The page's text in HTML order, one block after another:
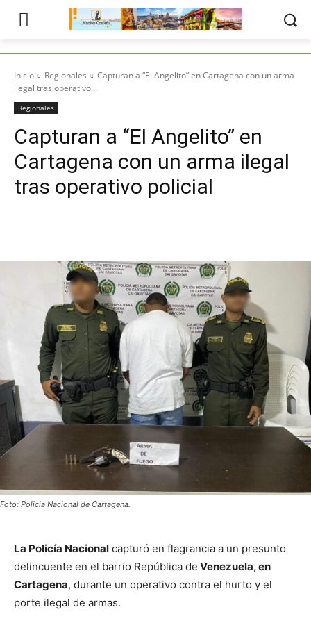
Inicio Regionales
Capturan a “El Angelito” en Cartagena con un arma
ilegal tras operativo...
Regionales
Capturan a “El Angelito” en
Cartagena con un arma ilegal
tras operativo policial
Foto: Policia Nacional de Cartagena.
La Policía Nacional capturó en flagrancia a un presunto
delincuente en el barrio República de Venezuela, en
Cartagena, durante un operativo contra el hurto y el
porte ilegal de armas.